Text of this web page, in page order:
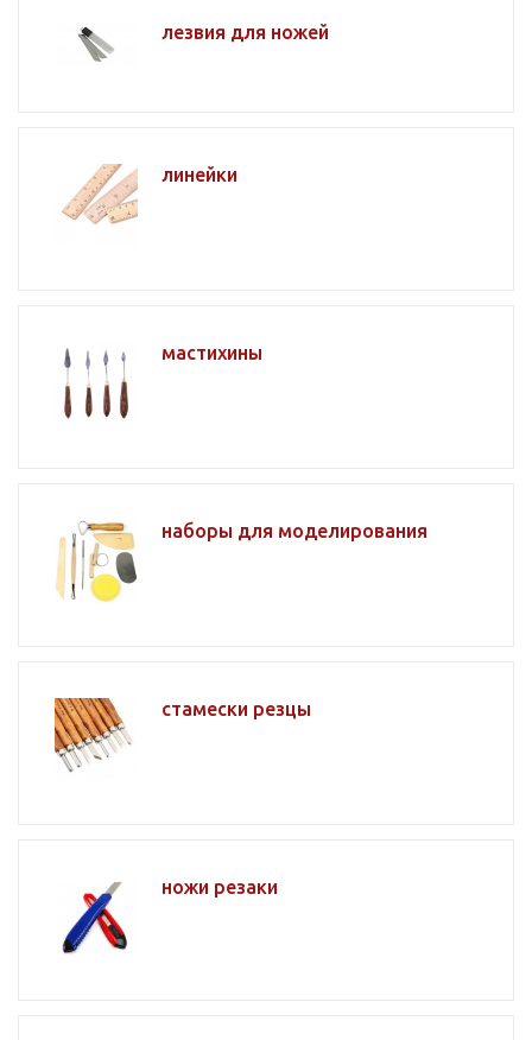
лезвия для ножей
линейки
мастихины
наборы для моделирования
стамески резцы
ножи резаки